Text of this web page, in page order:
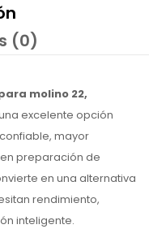
(0)
molino 22,
excelente opción
mayor
preparación de
en una alternativa
rendimiento,
inteligente.